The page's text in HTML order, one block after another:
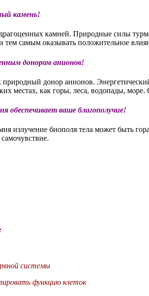
камень!
камней. Природные силы
тем самым оказывать положительное
донором анионов!
природный донор анионов.
местах, как горы, леса, водопады,
обеспечивает ваше благополучие!
излучение биополя тела может быть
системы
функцию клеток